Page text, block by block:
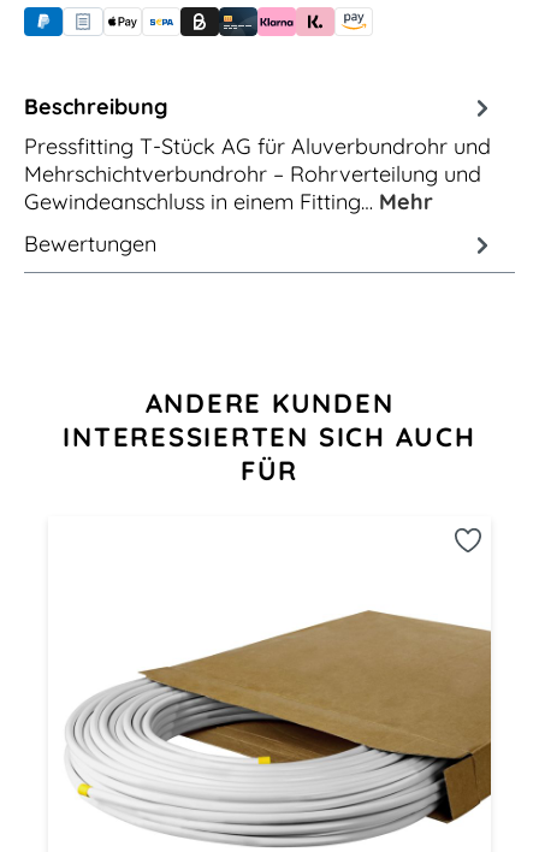
PayPalRechnungskauf (für Behörden)
Apple PayBanküberweisung (vorab)
Rechnungskauf (Billie)
Kreditkarte
Rechnung oder Ratenkauf (Klarna)
Sofortüberweisung (Klarna)
Amazon Pay
Beschreibung
Pressfitting T-Stück AG für Aluverbundrohr und
Mehrschichtverbundrohr – Rohrverteilung und
Gewindeanschluss in einem Fitting… Mehr
Bewertungen
Produktgalerie überspringen
ANDERE KUNDEN
INTERESSIERTEN SICH AUCH
FÜR